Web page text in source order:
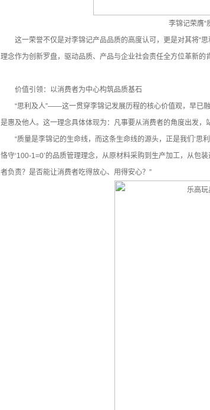
李锦记荣膺“
这一荣誉不仅是对李锦记产品品质的高度认可，更是对其将“
理念作为创新罗盘，驱动品质、产品与企业社会责任全方位革新的
价值引领：以消费者为中心构筑品质基石
“思利及人”——这一贯穿李锦记发展历程的核心价值观，早已
是惠及他人。这一理念具体体现为：凡事要从消费者的角度出发，
“质量是李锦记的生命线，而这条生命线的源头，正是我们‘思
恪守‘100-1=0’的品质管理理念，从原材料采购到生产加工，从包
者负责？是否能让消费者吃得放心、用得安心？”